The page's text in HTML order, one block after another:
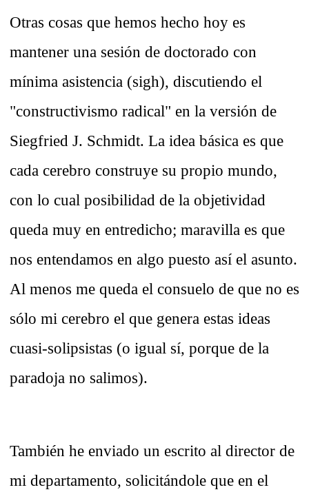
Otras cosas que hemos hecho hoy es
mantener una sesión de doctorado con
mínima asistencia (sigh), discutiendo el
"constructivismo radical" en la versión de
Siegfried J. Schmidt. La idea básica es que
cada cerebro construye su propio mundo,
con lo cual posibilidad de la objetividad
queda muy en entredicho; maravilla es que
nos entendamos en algo puesto así el asunto.
Al menos me queda el consuelo de que no es
sólo mi cerebro el que genera estas ideas
cuasi-solipsistas (o igual sí, porque de la
paradoja no salimos).
También he enviado un escrito al director de
mi departamento, solicitándole que en el